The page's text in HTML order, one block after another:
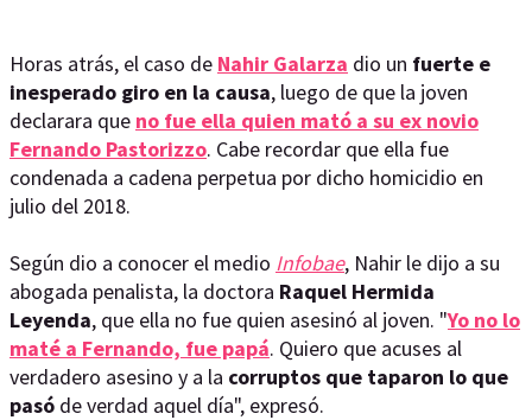
Horas atrás, el caso de Nahir Galarza dio un fuerte e
inesperado giro en la causa, luego de que la joven
declarara que no fue ella quien mató a su ex novio
Fernando Pastorizzo. Cabe recordar que ella fue
condenada a cadena perpetua por dicho homicidio en
julio del 2018.
Según dio a conocer el medio Infobae, Nahir le dijo a su
abogada penalista, la doctora Raquel Hermida
Leyenda, que ella no fue quien asesinó al joven. "Yo no lo
maté a Fernando, fue papá. Quiero que acuses al
verdadero asesino y a la corruptos que taparon lo que
pasó de verdad aquel día", expresó.